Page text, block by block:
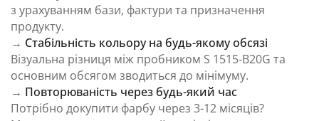
з урахуванням бази, фактури та призначення
продукту.
→ Стабільність кольору на будь-якому обсязі
Візуальна різниця між пробником S 1515-B20G та
основним обсягом зводиться до мінімуму.
→ Повторюваність через будь-який час
Потрібно докупити фарбу через 3-12 місяців?